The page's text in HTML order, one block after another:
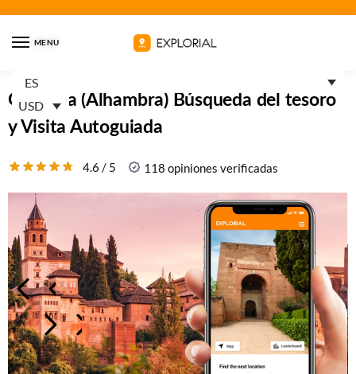
MENU
ES
USD
Granada (Alhambra) Búsqueda del tesoro
y Visita Autoguiada
4.6 / 5 118 opiniones verificadas